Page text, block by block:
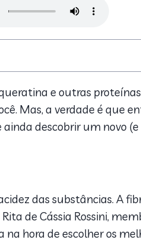
e outras
Mas, a verdade é que
descobrir um novo
das substâncias. A
de Cássia Rossini,
hora de escolher os